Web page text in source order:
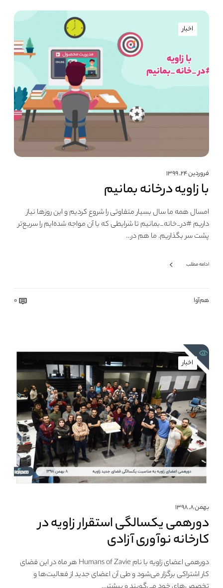
اخبار
فروردین ۲۴, ۱۳۹۹
با زاویه درخانه بمانیم
امسال همه ما سال بسیار متفاوتی را شروع کردیم و این روزها نیاز
داریم #در_خانه_بمانیم تا شرایطی که با آن مواجه شده‌ایم را سریع‌تر
پشت سر بگذاریم. ما هم در…
ادامه مطلب
هم‌آوا 0
اخبار
بهمن ۸, ۱۳۹۸
دورهمی یکسالگی استقرار زاویه در
کارخانه نوآوری آزادی
دورهمی اعضای زاویه با نام Humans of Zavie هر ماه در این فضای
کار اشتراکی برگزار می‌شود و طی آن اعضای جدید از فعالیت‌ها و